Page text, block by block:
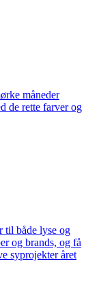
måneder
de rette farver og
til både lyse og
og brands, og få
syprojekter året